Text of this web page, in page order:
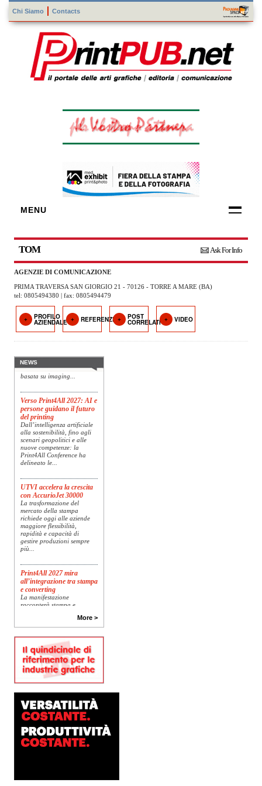
Chi Siamo Contacts
MENU
ZOOM
TEMATICI
Ask For Info
TOM
AGENZIE DI COMUNICAZIONE
PRIMA TRAVERSA SAN GIORGIO 21 - 70126 - TORRE A MARE (BA)
tel: 0805494380 | fax: 0805494479
PROFILO
AZIENDALE REFERENZE POST
CORRELATI VIDEO
NEWS
Konica Minolta presenta
Specim RETEX
presenta Specim RETEX,
una soluzione completa
basata su imaging...
Verso Print4All 2027: AI e
persone guidano il futuro
del printing
Dall’intelligenza artificiale
alla sostenibilità, fino agli
scenari geopolitici e alle
nuove competenze: la
Print4All Conference ha
delineato le...
UTVI accelera la crescita
con AccurioJet 30000
La trasformazione del
mercato della stampa
richiede oggi alle aziende
maggiore flessibilità,
rapidità e capacità di
gestire produzioni sempre
più...
Print4All 2027 mira
all’integrazione tra stampa
e converting
La manifestazione
racconterà stampa e
applicazioni industriali, fino
Platinum Technologies
presenta SIGNATURE
Flatbed
approfondita delle reali
esigenze produttive del
mercato, Platinum
Technologies, centro
europeo di ricerca e...
More >